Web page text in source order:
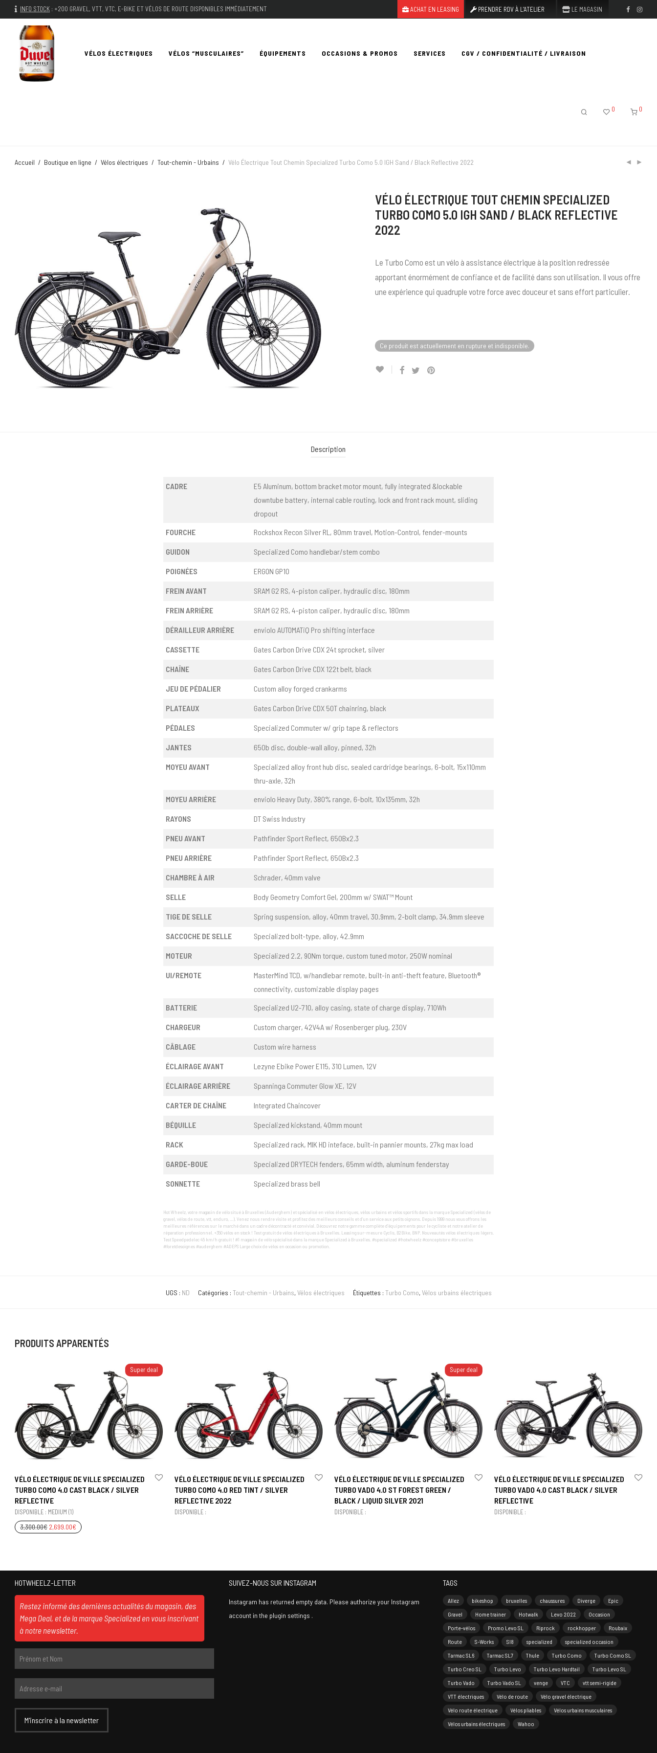
INFO STOCK : +200 GRAVEL, VTT, VTC, E-BIKE ET VÉLOS DE ROUTE DISPONIBLES IMMÉDIATEMENT ACHAT EN LEASING PRENDRE RDV À L’ATELIER LE MAGASIN
VÉLOS ÉLECTRIQUES VÉLOS “MUSCULAIRES” ÉQUIPEMENTS OCCASIONS & PROMOS SERVICES CGV / CONFIDENTIALITÉ / LIVRAISON
0 0
Accueil / Boutique en ligne / Vélos électriques / Tout-chemin - Urbains / Vélo Électrique Tout Chemin Specialized Turbo Como 5.0 IGH Sand / Black Reflective 2022
VÉLO ÉLECTRIQUE TOUT CHEMIN SPECIALIZED
TURBO COMO 5.0 IGH SAND / BLACK REFLECTIVE
2022
Le Turbo Como est un vélo à assistance électrique à la position redressée
apportant énormément de confiance et de facilité dans son utilisation. Il vous offre
une expérience qui quadruple votre force avec douceur et sans effort particulier.
Ce produit est actuellement en rupture et indisponible.
Description
CADRE
E5 Aluminum, bottom bracket motor mount, fully integrated &lockable
downtube battery, internal cable routing, lock and front rack mount, sliding
dropout
FOURCHE
Rockshox Recon Silver RL, 80mm travel, Motion-Control, fender-mounts
GUIDON Specialized Como handlebar/stem combo
POIGNÉES ERGON GP10
FREIN AVANT SRAM G2 RS, 4-piston caliper, hydraulic disc, 180mm
FREIN ARRIÈRE SRAM G2 RS, 4-piston caliper, hydraulic disc, 180mm
DÉRAILLEUR ARRIÈRE enviolo AUTOMATiQ Pro shifting interface
CASSETTE Gates Carbon Drive CDX 24t sprocket, silver
CHAÎNE Gates Carbon Drive CDX 122t belt, black
JEU DE PÉDALIER Custom alloy forged crankarms
PLATEAUX Gates Carbon Drive CDX 50T chainring, black
PÉDALES Specialized Commuter w/ grip tape & reflectors
JANTES 650b disc, double-wall alloy, pinned, 32h
MOYEU AVANT
Specialized alloy front hub disc, sealed cardridge bearings, 6-bolt, 15x110mm
thru-axle, 32h
MOYEU ARRIÈRE
enviolo Heavy Duty, 380% range, 6-bolt, 10x135mm, 32h
RAYONS DT Swiss Industry
PNEU AVANT Pathfinder Sport Reflect, 650Bx2.3
PNEU ARRIÈRE Pathfinder Sport Reflect, 650Bx2.3
CHAMBRE À AIR Schrader, 40mm valve
SELLE Body Geometry Comfort Gel, 200mm w/ SWAT™ Mount
TIGE DE SELLE Spring suspension, alloy, 40mm travel, 30.9mm, 2-bolt clamp, 34.9mm sleeve
SACCOCHE DE SELLE Specialized bolt-type, alloy, 42.9mm
MOTEUR Specialized 2.2, 90Nm torque, custom tuned motor, 250W nominal
UI/REMOTE
MasterMind TCD, w/handlebar remote, built-in anti-theft feature, Bluetooth®
connectivity, customizable display pages
BATTERIE
Specialized U2-710, alloy casing, state of charge display, 710Wh
CHARGEUR Custom charger, 42V4A w/ Rosenberger plug, 230V
CÂBLAGE Custom wire harness
ÉCLAIRAGE AVANT Lezyne Ebike Power E115, 310 Lumen, 12V
ÉCLAIRAGE ARRIÈRE Spanninga Commuter Glow XE, 12V
CARTER DE CHAÎNE Integrated Chaincover
BÉQUILLE Specialized kickstand, 40mm mount
RACK Specialized rack, MIK HD inteface, built-in pannier mounts, 27kg max load
GARDE-BOUE Specialized DRYTECH fenders, 65mm width, aluminum fenderstay
SONNETTE Specialized brass bell
Hot Wheelz, votre magasin de vélo situé à Bruxelles (Auderghem) et spécialisé en vélos électriques, vélos urbains et vélos sportifs dans la marque Specialized (vélos de
gravel, vélos de route, vtt, enduro, …). Venez nous rendre visite et profitez des meilleurs conseils et d’un service aux petits oignons. Depuis 1999 nous vous offrons les
meilleures références sur le marché dans un cadre décontracté et convivial. Découvrez notre gamme complète d'équipements pour le cycliste et notre atelier de
réparation professionnel. +350 vélos en stock ! Test gratuit de vélos électriques à Bruxelles. Leasing sur-mesure Cyclis, B2Bike, BNP. Nouveautés vélos électriques légers.
Test Speedpedelec 45 km/h gratuit ! #1 magasin de vélo spécialisé dans la marque Specialized à Bruxelles. #specialized #hotwheelz #conceptstore #bruxelles
#foretdesoignes #auderghem #ADEPS Large choix de vélos en occasion ou promotion.
UGS : ND Catégories : Tout-chemin - Urbains, Vélos électriques Étiquettes : Turbo Como, Vélos urbains électriques
PRODUITS APPARENTÉS
Super deal
VÉLO ÉLECTRIQUE DE VILLE SPECIALIZED
TURBO COMO 4.0 CAST BLACK / SILVER
REFLECTIVE
DISPONIBLE : MEDIUM (1)
3,300.00€ 2,699.00€
VÉLO ÉLECTRIQUE DE VILLE SPECIALIZED
TURBO COMO 4.0 RED TINT / SILVER
REFLECTIVE 2022
DISPONIBLE :
Super deal
VÉLO ÉLECTRIQUE DE VILLE SPECIALIZED
TURBO VADO 4.0 ST FOREST GREEN /
BLACK / LIQUID SILVER 2021
DISPONIBLE :
VÉLO ÉLECTRIQUE DE VILLE SPECIALIZED
TURBO VADO 4.0 CAST BLACK / SILVER
REFLECTIVE
DISPONIBLE :
HOTWHEELZ-LETTER
Restez informé des dernières actualités du magasin, des
Mega Deal, et de la marque Specialized en vous inscrivant
à notre newsletter.
SUIVEZ-NOUS SUR INSTAGRAM
Instagram has returned empty data. Please authorize your Instagram
account in the plugin settings .
TAGS
Allez bikeshop bruxelles chaussures Diverge
Epic
Gravel
Home trainer Hotwalk Levo 2022
Occasion
Porte-vélos
Promo Levo SL Riprock rockhopper
Roubaix
Route
S-Works Sl8 specialized
specialized occasion
Tarmac SL6
Tarmac SL7 Thule Turbo Como
Turbo Como SL
Turbo Creo SL
Turbo Levo Turbo Levo Hardtail
Turbo Levo SL
Turbo Vado
Turbo Vado SL venge VTC
vtt semi-rigide
VTT électriques
Vélo de route
Vélo gravel électrique
Vélo route électrique
Vélos pliables
Vélos urbains musculaires
Vélos urbains électriques
Wahoo